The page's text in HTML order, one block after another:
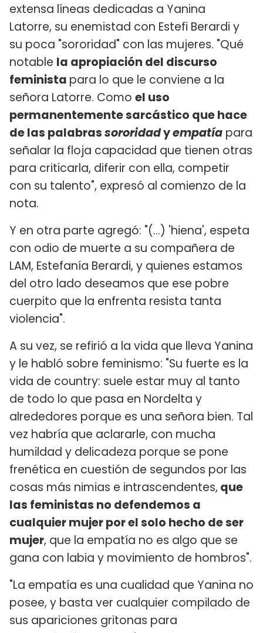
extensa líneas dedicadas a Yanina
Latorre, su enemistad con Estefi Berardi y
su poca "sororidad" con las mujeres. "Qué
notable la apropiación del discurso
feminista para lo que le conviene a la
señora Latorre. Como el uso
permanentemente sarcástico que hace
de las palabrassororidadyempatía para
señalar la floja capacidad que tienen otras
para criticarla, diferir con ella, competir
con su talento", expresó al comienzo de la
nota.
Y en otra parte agregó: "(...) 'hiena', espeta
con odio de muerte a su compañera de
LAM, Estefanía Berardi, y quienes estamos
del otro lado deseamos que ese pobre
cuerpito que la enfrenta resista tanta
violencia".
A su vez, se refirió a la vida que lleva Yanina
y le habló sobre feminismo: "Su fuerte es la
vida de country: suele estar muy al tanto
de todo lo que pasa en Nordelta y
alrededores porque es una señora bien. Tal
vez habría que aclararle, con mucha
humildad y delicadeza porque se pone
frenética en cuestión de segundos por las
cosas más nimias e intrascendentes, que
las feministas no defendemos a
cualquier mujer por el solo hecho de ser
mujer, que la empatía no es algo que se
gana con labia y movimiento de hombros".
"La empatía es una cualidad que Yanina no
posee, y basta ver cualquier compilado de
sus apariciones gritonas para